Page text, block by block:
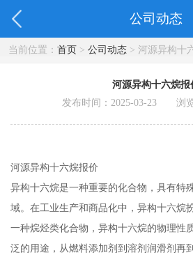
公司动态
当前位置： 首页> 公司动态> 河源异构十
河源异构十六烷报
发布时间：2025-03-23 浏览
河源异构十六烷报价
异构十六烷是一种重要的化合物，具有特
域。在工业生产和商品化中，异构十六烷
一种烷烃类化合物，异构十六烷的物理性
泛的用途，从燃料添加剂到溶剂润滑剂再